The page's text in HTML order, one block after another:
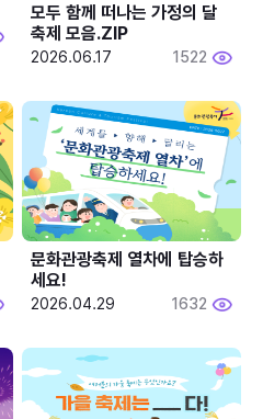
모두 함께 떠나는 가정의 달
축제 모음.ZIP
2026.06.17 1522
문화관광축제 열차에 탑승하
세요!
2026.04.29 1632